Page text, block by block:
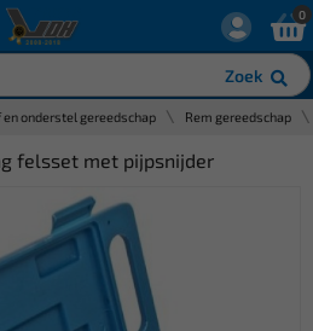
Zoek
0
onderstel gereedschap Rem gereedschap
felsset met pijpsnijder